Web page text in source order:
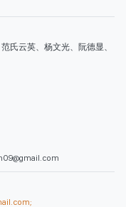
签发第26/GP-CBC号许可
氏云英、杨文光、阮德显、